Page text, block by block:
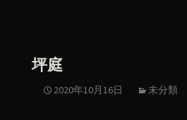
坪庭
2020年10月16日 未分類